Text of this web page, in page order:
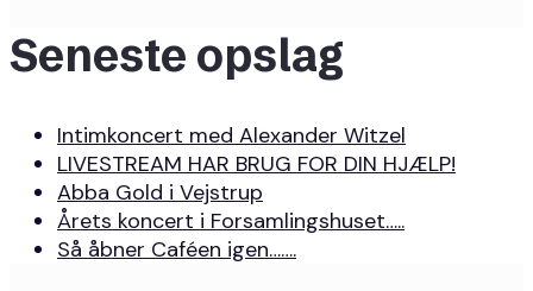
Seneste opslag
Intimkoncert med Alexander Witzel
LIVESTREAM HAR BRUG FOR DIN HJÆLP!
Abba Gold i Vejstrup
Årets koncert i Forsamlingshuset…..
Så åbner Caféen igen…….